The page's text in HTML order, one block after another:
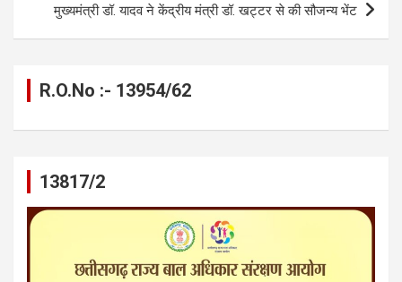
मुख्यमंत्री डॉ. यादव ने केंद्रीय मंत्री डॉ. खट्टर से की सौजन्य भेंट
R.O.No :- 13954/62
13817/2